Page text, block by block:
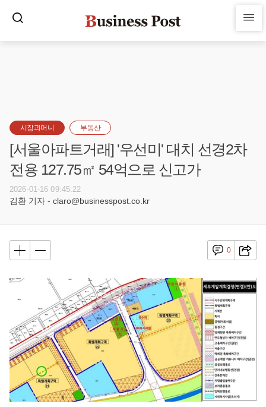
시장과머니 부동산
[서울아파트거래] '우선미' 대치 선경2차
전용 127.75㎡ 54억으로 신고가
2026-01-16 09:45:22
김환 기자 - claro@businesspost.co.kr
0